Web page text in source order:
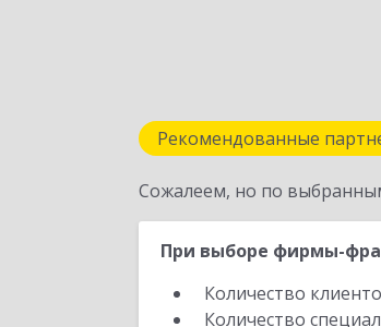
Рекомендованные
Сожалеем, но по
При выборе фирмы-
Количество
Количество